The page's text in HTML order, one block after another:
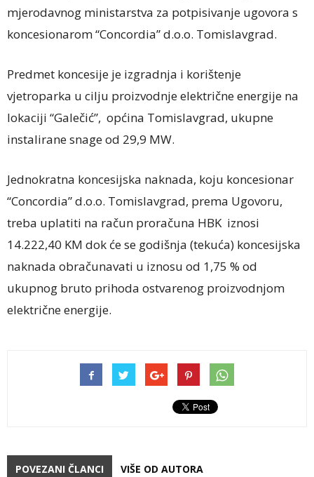
mjerodavnog ministarstva za potpisivanje ugovora s
koncesionarom “Concordia” d.o.o. Tomislavgrad.
Predmet koncesije je izgradnja i korištenje
vjetroparka u cilju proizvodnje električne energije na
lokaciji “Galečić”, općina Tomislavgrad, ukupne
instalirane snage od 29,9 MW.
Jednokratna koncesijska naknada, koju koncesionar
“Concordia” d.o.o. Tomislavgrad, prema Ugovoru,
treba uplatiti na račun proračuna HBK iznosi
14.222,40 KM dok će se godišnja (tekuća) koncesijska
naknada obračunavati u iznosu od 1,75 % od
ukupnog bruto prihoda ostvarenog proizvodnjom
električne energije.
POVEZANI ČLANCI VIŠE OD AUTORA